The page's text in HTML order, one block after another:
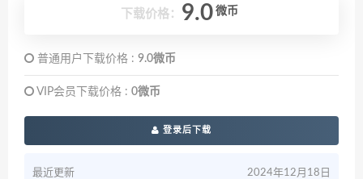
下载价格： 9.0 微币
普通用户下载价格 : 9.0微币
VIP会员下载价格 : 0微币
登录后下载
最近更新 2024年12月18日